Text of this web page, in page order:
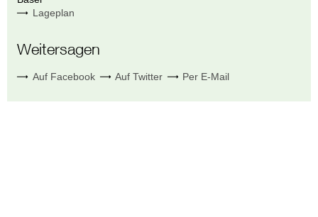
Lageplan
Weitersagen
Auf Facebook Auf Twitter Per E-Mail